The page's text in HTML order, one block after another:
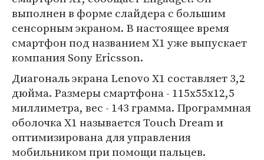
выполнен в форме слайдера с большим
сенсорным экраном. В настоящее время
смартфон под названием Х1 уже выпускает
компания Sony Ericsson.
Диагональ экрана Lenovo X1 составляет 3,2
дюйма. Размеры смартфона - 115х55x12,5
миллиметра, вес - 143 грамма. Программная
оболочка X1 называется Touch Dream и
оптимизирована для управления
мобильником при помощи пальцев.